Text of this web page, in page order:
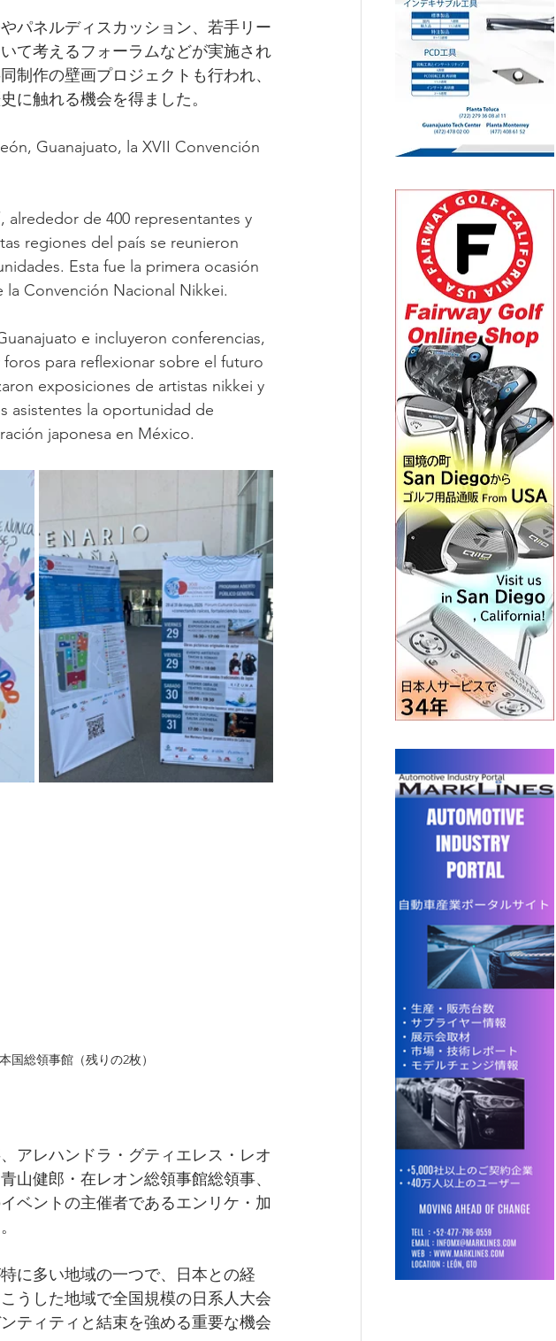
パネルディスカッション、若手リー
て考えるフォーラムなどが実施され
制作の壁画プロジェクトも行われ、
に触れる機会を得ました。
Guanajuato, la XVII Convención
, alrededor de 400 representantes y
regiones del país se reunieron
Esta fue la primera ocasión
Convención Nacional Nikkei.
e incluyeron conferencias,
para reflexionar sobre el futuro
exposiciones de artistas nikkei y
asistentes la oportunidad de
japonesa en México.
国総領事館（残りの2枚）
アレハンドラ・グティエレス・レオ
山健郎・在レオン総領事館総領事、
ベントの主催者であるエンリケ・加
に多い地域の一つで、日本との経
うした地域で全国規模の日系人大会
ティティと結束を強める重要な機会